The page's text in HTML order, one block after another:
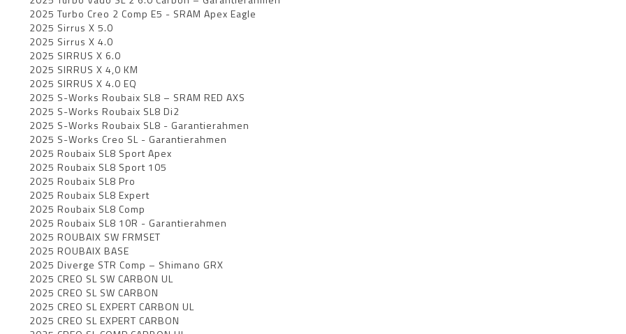
2025 Turbo Creo 2 Comp E5 - SRAM Apex Eagle
2025 Sirrus X 5.0
2025 Sirrus X 4.0
2025 SIRRUS X 6.0
2025 SIRRUS X 4,0 KM
2025 SIRRUS X 4.0 EQ
2025 S-Works Roubaix SL8 – SRAM RED AXS
2025 S-Works Roubaix SL8 Di2
2025 S-Works Roubaix SL8 - Garantierahmen
2025 S-Works Creo SL - Garantierahmen
2025 Roubaix SL8 Sport Apex
2025 Roubaix SL8 Sport 105
2025 Roubaix SL8 Pro
2025 Roubaix SL8 Expert
2025 Roubaix SL8 Comp
2025 Roubaix SL8 10R - Garantierahmen
2025 ROUBAIX SW FRMSET
2025 ROUBAIX BASE
2025 Diverge STR Comp – Shimano GRX
2025 CREO SL SW CARBON UL
2025 CREO SL SW CARBON
2025 CREO SL EXPERT CARBON UL
2025 CREO SL EXPERT CARBON